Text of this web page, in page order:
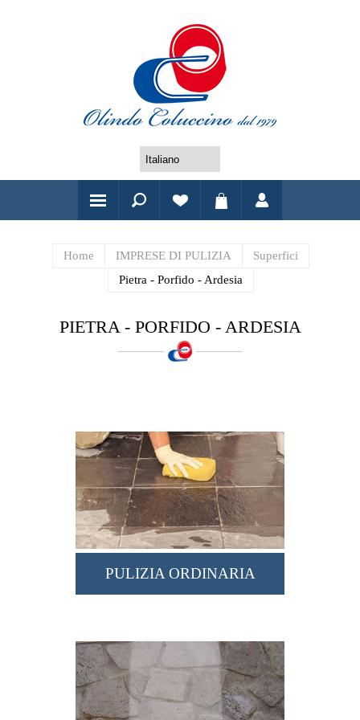
Home IMPRESE DI PULIZIA
Superfici
Pietra - Porfido - Ardesia
PIETRA - PORFIDO - ARDESIA
PULIZIA ORDINARIA